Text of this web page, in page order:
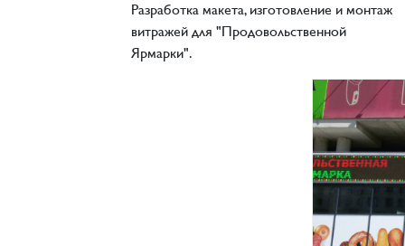
Разработка макета, изготовление и монтаж
витражей для "Продовольственной
Ярмарки".